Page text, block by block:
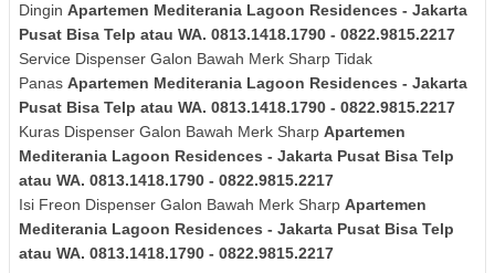
Dingin Apartemen Mediterania Lagoon Residences - Jakarta
Pusat Bisa Telp atau WA. 0813.1418.1790 - 0822.9815.2217
Service Dispenser Galon Bawah Merk Sharp Tidak
Panas Apartemen Mediterania Lagoon Residences - Jakarta
Pusat Bisa Telp atau WA. 0813.1418.1790 - 0822.9815.2217
Kuras Dispenser Galon Bawah Merk Sharp Apartemen
Mediterania Lagoon Residences - Jakarta Pusat Bisa Telp
atau WA. 0813.1418.1790 - 0822.9815.2217
Isi Freon Dispenser Galon Bawah Merk Sharp Apartemen
Mediterania Lagoon Residences - Jakarta Pusat Bisa Telp
atau WA. 0813.1418.1790 - 0822.9815.2217